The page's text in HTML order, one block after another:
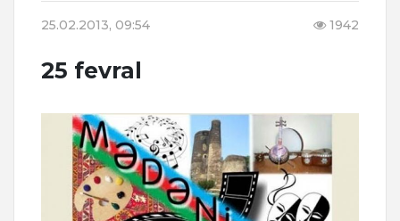
25.02.2013, 09:54 1942
25 fevral